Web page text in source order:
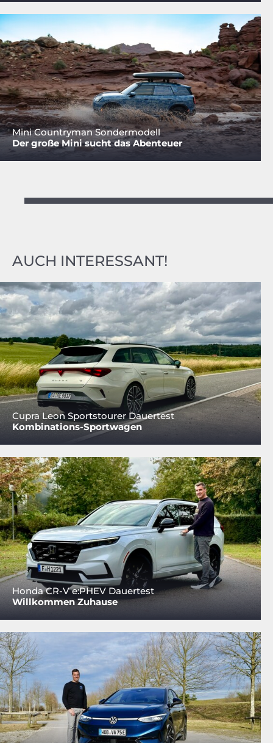
Mini Countryman Sondermodell
Der große Mini sucht das Abenteuer
AUCH INTERESSANT!
Cupra Leon Sportstourer Dauertest
Kombinations-Sportwagen
Honda CR-V e:PHEV Dauertest
Willkommen Zuhause